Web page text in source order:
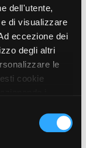
dell'utente,
di visualizzare
eccezione dei
degli altri
le
cookie
cliccando
sul tasto